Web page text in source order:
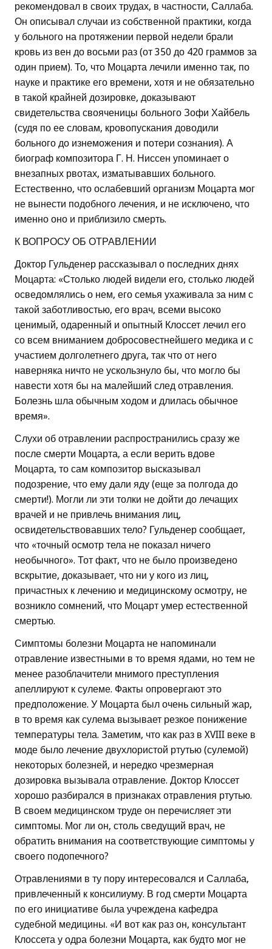
рекомендовал в своих трудах, в частности, Саллаба.
Он описывал случаи из собственной практики, когда
у больного на протяжении первой недели брали
кровь из вен до восьми раз (от 350 до 420 граммов за
один прием). То, что Моцарта лечили именно так, по
науке и практике его времени, хотя и не обязательно
в такой крайней дозировке, доказывают
свидетельства свояченицы больного Зофи Хайбель
(судя по ее словам, кровопускания доводили
больного до изнеможения и потери сознания). А
биограф композитора Г. Н. Ниссен упоминает о
внезапных рвотах, изматывавших больного.
Естественно, что ослабевший организм Моцарта мог
не вынести подобного лечения, и не исключено, что
именно оно и приблизило смерть.
К ВОПРОСУ ОБ ОТРАВЛЕНИИ
Доктор Гульденер рассказывал о последних днях
Моцарта: «Столько людей видели его, столько людей
осведомлялись о нем, его семья ухаживала за ним с
такой заботливостью, его врач, всеми высоко
ценимый, одаренный и опытный Клоссет лечил его
со всем вниманием добросовестнейшего медика и с
участием долголетнего друга, так что от него
наверняка ничто не ускользнуло бы, что могло бы
навести хотя бы на малейший след отравления.
Болезнь шла обычным ходом и длилась обычное
время».
Слухи об отравлении распространились сразу же
после смерти Моцарта, а если верить вдове
Моцарта, то сам композитор высказывал
подозрение, что ему дали яду (еще за полгода до
смерти!). Могли ли эти толки не дойти до лечащих
врачей и не привлечь внимания лиц,
освидетельствовавших тело? Гульденер сообщает,
что «точный осмотр тела не показал ничего
необычного». Тот факт, что не было произведено
вскрытие, доказывает, что ни у кого из лиц,
причастных к лечению и медицинскому осмотру, не
возникло сомнений, что Моцарт умер естественной
смертью.
Симптомы болезни Моцарта не напоминали
отравление известными в то время ядами, но тем не
менее разоблачители мнимого преступления
апеллируют к сулеме. Факты опровергают это
предположение. У Моцарта был очень сильный жар,
в то время как сулема вызывает резкое понижение
температуры тела. Заметим, что как раз в XVIII веке в
моде было лечение двухлористой ртутью (сулемой)
некоторых болезней, и нередко чрезмерная
дозировка вызывала отравление. Доктор Клоссет
хорошо разбирался в признаках отравления ртутью.
В своем медицинском труде он перечисляет эти
симптомы. Мог ли он, столь сведущий врач, не
обратить внимания на соответствующие симптомы у
своего подопечного?
Отравлениями в ту пору интересовался и Саллаба,
привлеченный к консилиуму. В год смерти Моцарта
по его инициативе была учреждена кафедра
судебной медицины. «И вот как раз он, консультант
Клоссета у одра болезни Моцарта, как будто мог не